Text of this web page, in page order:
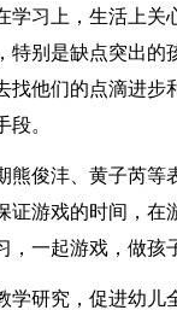
学习上，生活上关
特别是缺点突出的
找他们的点滴进
段。
熊俊沣、黄子芮等
证游戏的时间，在
，一起游戏，做孩
学研究，促进幼儿